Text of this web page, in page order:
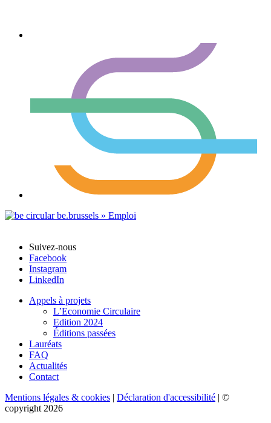
Suivez-nous
Facebook
Instagram
LinkedIn
Appels à projets
L’Economie Circulaire
Edition 2024
Éditions passées
Lauréats
FAQ
Actualités
Contact
Mentions légales & cookies | Déclaration d'accessibilité | ©
copyright 2026